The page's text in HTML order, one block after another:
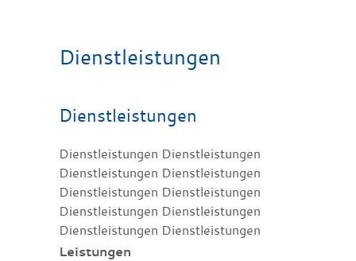
Dienstleistungen
Dienstleistungen
Dienstleistungen Dienstleistungen
Dienstleistungen Dienstleistungen
Dienstleistungen Dienstleistungen
Dienstleistungen Dienstleistungen
Dienstleistungen Dienstleistungen
Leistungen